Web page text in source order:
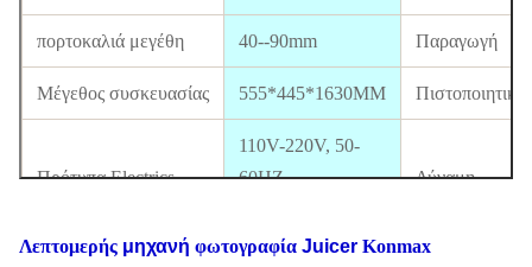
πορτοκαλιά μεγέθη 40--90mm Παραγωγή
Μέγεθος συσκευασίας 555*445*1630MM Πιστοποιητικό
Πρότυπα Electrics
110V-220V, 50-
60HZ
Δύναμη
Λεπτομερής μηχανή φωτογραφία Juicer Konmax